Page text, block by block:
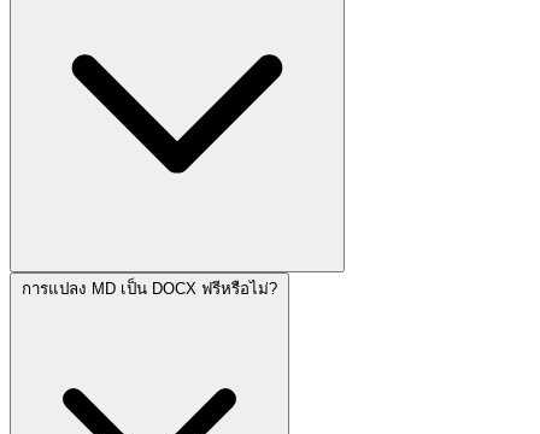
การแปลง MD เป็น DOCX ฟรีหรือไม่?